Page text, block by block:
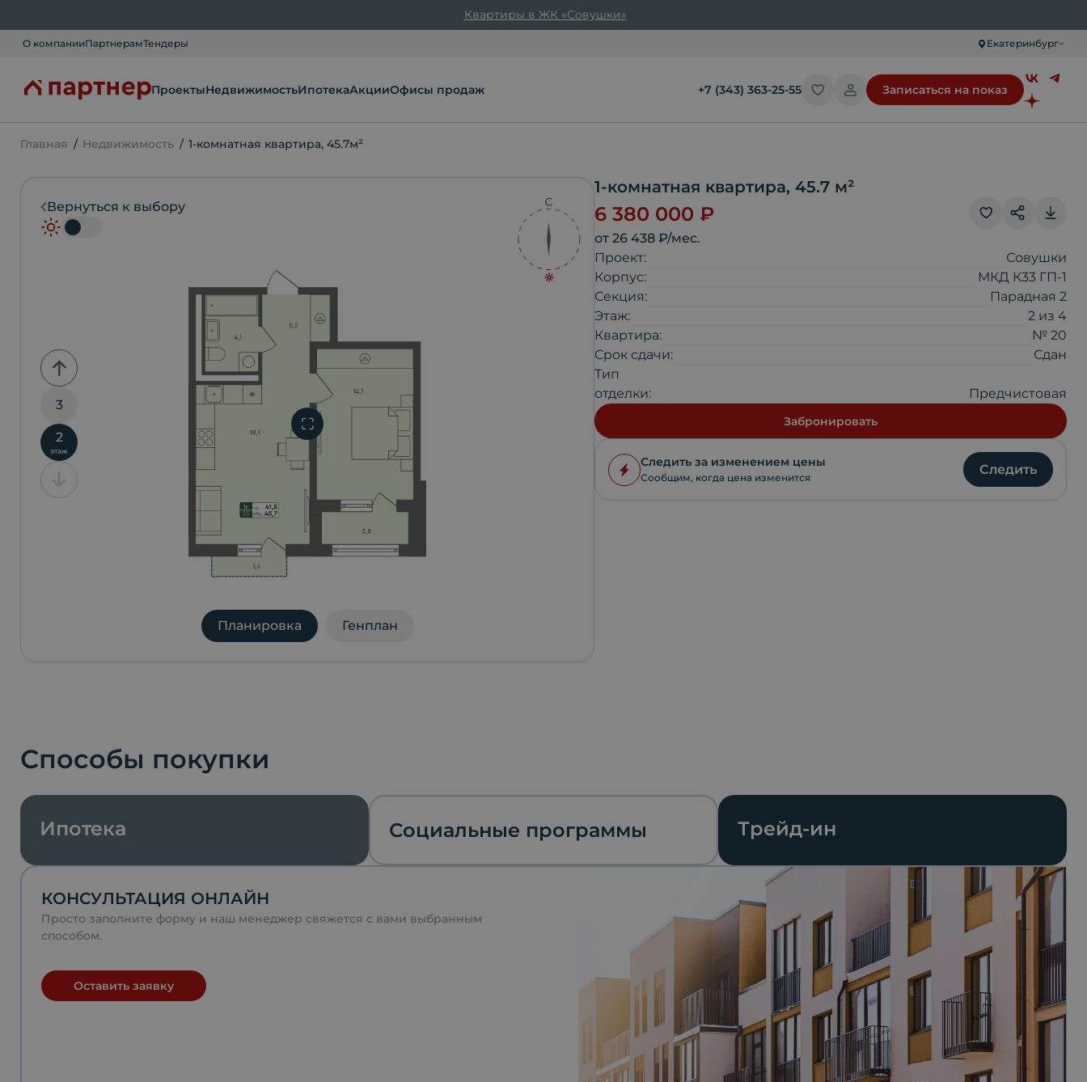
Квартиры в ЖК «Совушки»
О компанииПартнерамТендеры Екатеринбург
ПроектыНедвижимостьИпотекаАкцииОфисы продаж +7 (343) 363-25-55 Записаться на показ
Главная Недвижимость 1-комнатная квартира, 45.7м²
Вернуться к выбору
3
2
этаж
Планировка Генплан
1-комнатная квартира, 45.7 м²
6 380 000₽
от26 438₽/мес.
Скопировать ссылку
VKontakte
Проект:
Совушки
Корпус:
МКД К33 ГП-1
Секция:
Парадная 2
Этаж:
2 из 4
Квартира:
№ 20
Срок сдачи:
Сдан
Тип
отделки:
Предчистовая
Забронировать
Следить за изменением цены
Сообщим, когда цена изменится
Следить
Способы покупки
Ипотека Социальные программы Трейд-ин
КОНСУЛЬТАЦИЯ ОНЛАЙН
Просто заполните форму и наш менеджер свяжется с вами выбранным
способом.
Оставить заявку